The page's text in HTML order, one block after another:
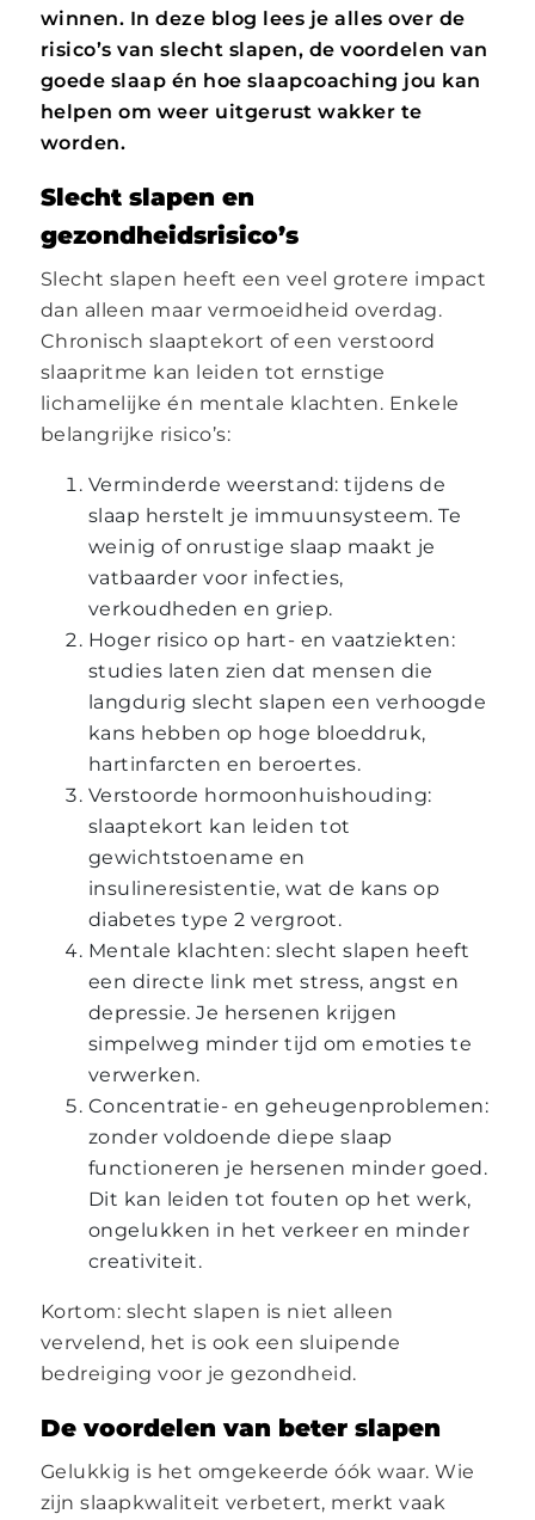
winnen. In deze blog lees je alles over de
risico’s van slecht slapen, de voordelen van
goede slaap én hoe slaapcoaching jou kan
helpen om weer uitgerust wakker te
worden.
Slecht slapen en
gezondheidsrisico’s
Slecht slapen heeft een veel grotere impact
dan alleen maar vermoeidheid overdag.
Chronisch slaaptekort of een verstoord
slaapritme kan leiden tot ernstige
lichamelijke én mentale klachten. Enkele
belangrijke risico’s:
Verminderde weerstand: tijdens de
slaap herstelt je immuunsysteem. Te
weinig of onrustige slaap maakt je
vatbaarder voor infecties,
verkoudheden en griep.
Hoger risico op hart- en vaatziekten:
studies laten zien dat mensen die
langdurig slecht slapen een verhoogde
kans hebben op hoge bloeddruk,
hartinfarcten en beroertes.
Verstoorde hormoonhuishouding:
slaaptekort kan leiden tot
gewichtstoename en
insulineresistentie, wat de kans op
diabetes type 2 vergroot.
Mentale klachten: slecht slapen heeft
een directe link met stress, angst en
depressie. Je hersenen krijgen
simpelweg minder tijd om emoties te
verwerken.
Concentratie- en geheugenproblemen:
zonder voldoende diepe slaap
functioneren je hersenen minder goed.
Dit kan leiden tot fouten op het werk,
ongelukken in het verkeer en minder
creativiteit.
Kortom: slecht slapen is niet alleen
vervelend, het is ook een sluipende
bedreiging voor je gezondheid.
De voordelen van beter slapen
Gelukkig is het omgekeerde óók waar. Wie
zijn slaapkwaliteit verbetert, merkt vaak